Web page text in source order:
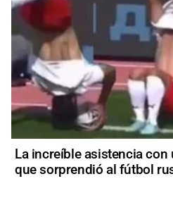
La increíble asistencia
que sorprendió al fútbol